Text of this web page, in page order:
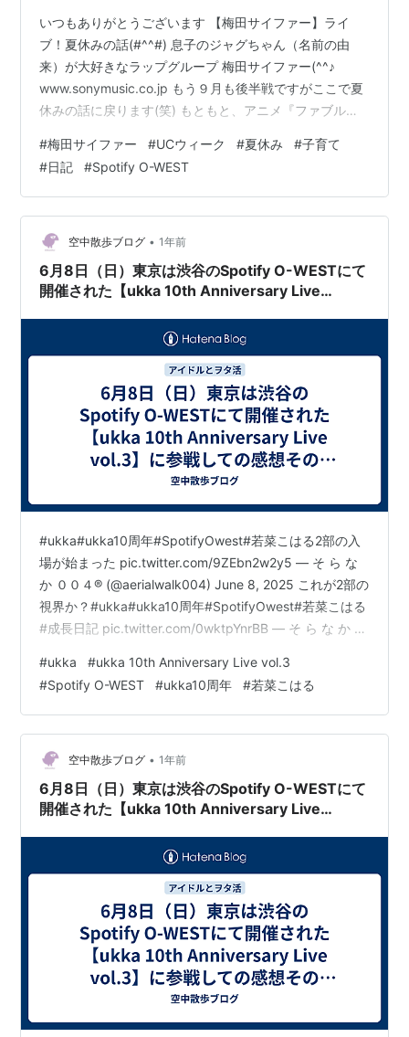
いつもありがとうございます 【梅田サイファー】ライ
ブ！夏休みの話(#^^#) 息子のジャグちゃん（名前の由
来）が大好きなラップグループ 梅田サイファー(^^♪
www.sonymusic.co.jp もう９月も後半戦ですがここで夏
休みの話に戻ります(笑) もともと、アニメ『ファブル』
ちゃんもYouTube動画を観るようになりドはまり(笑) 軽
快な早口ラップの掛け合いが何とも爽快(≧▽≦) 難病でし
ゃべれないジャグちゃんも体を揺らしながら 口元が少し
動いている！ ジャグちゃんなりにラップをしているのか
な？？ なんだかリハビリにも良さそうです！ 渋…
#梅田サイファー #UCウィーク #夏休み #子育て
#日記 #Spotify O-WEST
空中散歩ブログ • 1年前
6月8日（日）東京は渋谷のSpotify O-WESTにて
開催された【ukka 10th Anniversary Live
#ukka#ukka10周年#SpotifyOwest#若菜こはる2部の入
場が始まった pic.twitter.com/9ZEbn2w2y5 — そ ら な
か ００４® (@aerialwalk004) June 8, 2025 これが2部の
視界か？#ukka#ukka10周年#SpotifyOwest#若菜こはる
#成長日記 pic.twitter.com/0wktpYnrBB — そ ら な か ０
ヴをやってくれた後に、「贅沢を言えば、このセトリな
らば“この曲”も入ってたらなあ」ってのはたまにあるけ
ど、2…
#ukka #ukka 10th Anniversary Live vol.3
#Spotify O-WEST #ukka10周年 #若菜こはる
空中散歩ブログ • 1年前
6月8日（日）東京は渋谷のSpotify O-WESTにて
開催された【ukka 10th Anniversary Live